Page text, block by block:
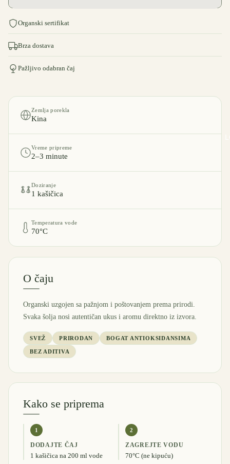
Organski sertifikat
Brza dostava
Pažljivo odabran čaj
Zemlja porekla
Kina
Vreme pripreme
2–3 minute
Doziranje
1 kašičica
Temperatura vode
70°C
O čaju
Organski uzgojen sa pažnjom i poštovanjem prema prirodi.
Svaka šolja nosi autentičan ukus i aromu direktno iz izvora.
SVEŽ PRIRODAN BOGAT ANTIOKSIDANSIMA
BEZ ADITIVA
Kako se priprema
1
DODAJTE ČAJ
1 kašičica na 200 ml vode
2
ZAGREJTE VODU
70°C (ne kipuću)